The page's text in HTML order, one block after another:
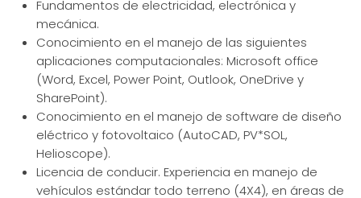
Fundamentos de electricidad, electrónica y
mecánica.
Conocimiento en el manejo de las siguientes
aplicaciones computacionales: Microsoft office
(Word, Excel, Power Point, Outlook, OneDrive y
SharePoint).
Conocimiento en el manejo de software de diseño
eléctrico y fotovoltaico (AutoCAD, PV*SOL,
Helioscope).
Licencia de conducir. Experiencia en manejo de
vehículos estándar todo terreno (4X4), en áreas de